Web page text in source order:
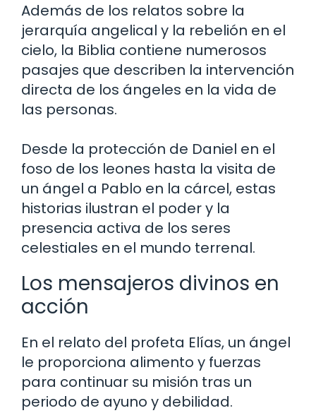
Además de los relatos sobre la
jerarquía angelical y la rebelión en el
cielo, la Biblia contiene numerosos
pasajes que describen la intervención
directa de los ángeles en la vida de
las personas.
Desde la protección de Daniel en el
foso de los leones hasta la visita de
un ángel a Pablo en la cárcel, estas
historias ilustran el poder y la
presencia activa de los seres
celestiales en el mundo terrenal.
Los mensajeros divinos en
acción
En el relato del profeta Elías, un ángel
le proporciona alimento y fuerzas
para continuar su misión tras un
periodo de ayuno y debilidad.